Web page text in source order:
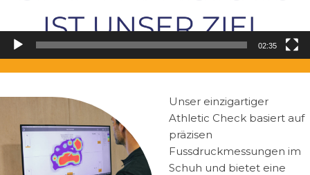
02:35
Unser einzigartiger
Athletic Check basiert auf
präzisen
Fussdruckmessungen im
Schuh und bietet eine